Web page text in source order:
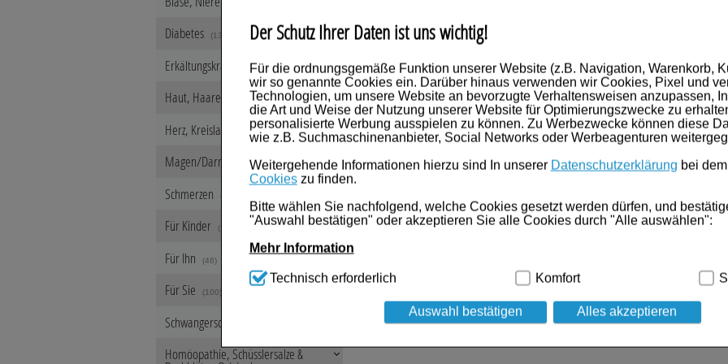
Der Schutz Ihrer Daten ist uns wichtig!
Für die ordnungsgemäße Funktion unserer Website (z.B. Navigation, Warenkorb,
wir so genannte Cookies ein. Darüber hinaus verwenden wir Cookies, Pixel und
Technologien, um unsere Website an bevorzugte Verhaltensweisen anzupassen,
die Art und Weise der Nutzung unserer Website für Optimierungszwecke zu
personalisierte Werbung ausspielen zu können. Zu Werbezwecke können diese
wie z.B. Suchmaschinenanbieter, Social Networks oder Werbeagenturen
Weitergehende Informationen hierzu sind In unserer Datenschutzerklärung bei
Cookieszu finden.
Bitte wählen Sie nachfolgend, welche Cookies gesetzt werden dürfen, und
"Auswahl bestätigen" oder akzeptieren Sie alle Cookies durch "Alle auswählen":
Mehr Information
Technisch Notwendig:Hierbei handelt es sich um Cookies, die für die
Website notwendig sind (z.B. Navigation, Warenkorb, Kundenkonto), weshalb auf
beispielsweise für die Wiedererkennung des Besuchers oder unsere Seite an
Verhaltensweisen (z.B. Spracheinstellung) anzupassen. Komfort-Cookies
Technisch erforderlich Komfort
Auswahl bestätigen Alles akzeptieren
Diabetes (136)
Erkältungskrankheiten (640)
Haut, Haare & Nägel (1234)
Herz, Kreislauf & Gefäße (459)
Magen/Darm & Leber/Galle (626)
Schmerzen
Für Kinder (108)
Für Ihn (46)
Für Sie (100)
Schwangerschaft & Stillzeit
Homöopathie, Schüsslersalze &